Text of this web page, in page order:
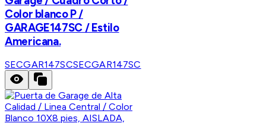
Color blanco P /
GARAGE147SC / Estilo
Americana.
SECGAR147SCSECGAR147SC